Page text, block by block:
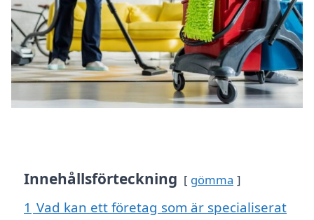
Innehållsförteckning gömma
1 Vad kan ett företag som är specialiserat